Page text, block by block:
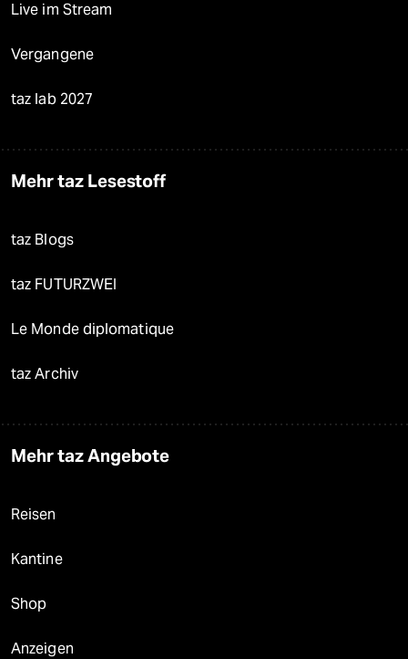
Live im Stream
Vergangene
taz lab 2027
Mehr taz Lesestoff
taz Blogs
taz FUTURZWEI
Le Monde diplomatique
taz Archiv
Mehr taz Angebote
Reisen
Kantine
Shop
Anzeigen